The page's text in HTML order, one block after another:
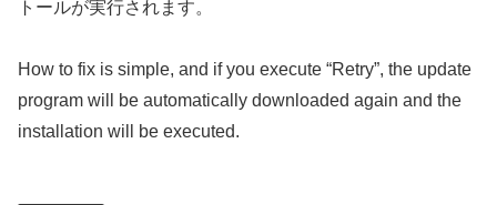
トールが実行されます。
How to fix is simple, and if you execute “Retry”, the update
program will be automatically downloaded again and the
installation will be executed.